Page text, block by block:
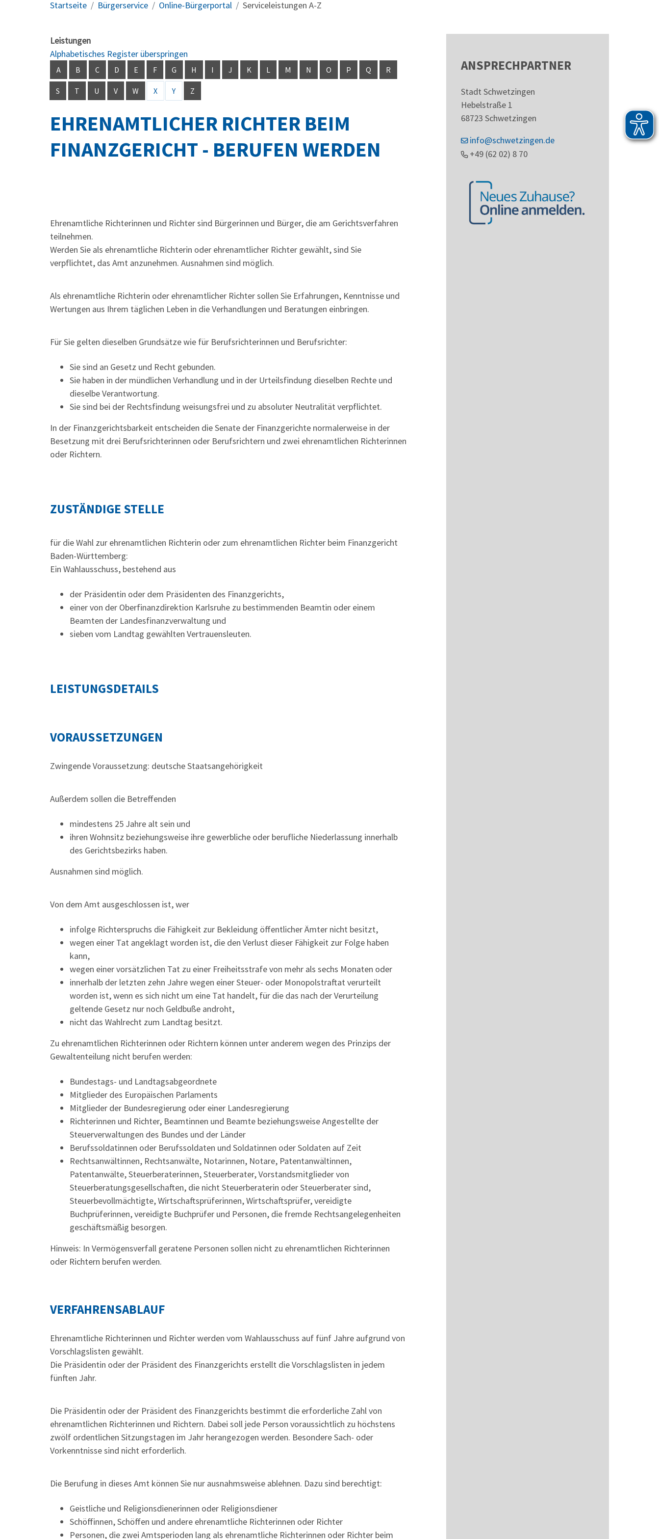
Startseite Bürgerservice Online-Bürgerportal Serviceleistungen A-Z
Leistungen
Alphabetisches Register überspringen
A B C D E F G H I J K L M N O P Q R
S T U V W X Y Z
EHRENAMTLICHER RICHTER BEIM
FINANZGERICHT - BERUFEN WERDEN
Ehrenamtliche Richterinnen und Richter sind Bürgerinnen und Bürger, die am Gerichtsverfahren
teilnehmen.
Werden Sie als ehrenamtliche Richterin oder ehrenamtlicher Richter gewählt, sind Sie
verpflichtet, das Amt anzunehmen. Ausnahmen sind möglich.
Als ehrenamtliche Richterin oder ehrenamtlicher Richter sollen Sie Erfahrungen, Kenntnisse und
Wertungen aus Ihrem täglichen Leben in die Verhandlungen und Beratungen einbringen.
Für Sie gelten dieselben Grundsätze wie für Berufsrichterinnen und Berufsrichter:
Sie sind an Gesetz und Recht gebunden.
Sie haben in der mündlichen Verhandlung und in der Urteilsfindung dieselben Rechte und
dieselbe Verantwortung.
Sie sind bei der Rechtsfindung weisungsfrei und zu absoluter Neutralität verpflichtet.
In der Finanzgerichtsbarkeit entscheiden die Senate der Finanzgerichte normalerweise in der
Besetzung mit drei Berufsrichterinnen oder Berufsrichtern und zwei ehrenamtlichen Richterinnen
oder Richtern.
ZUSTÄNDIGE STELLE
für die Wahl zur ehrenamtlichen Richterin oder zum ehrenamtlichen Richter beim Finanzgericht
Baden-Württemberg:
Ein Wahlausschuss, bestehend aus
der Präsidentin oder dem Präsidenten des Finanzgerichts,
einer von der Oberfinanzdirektion Karlsruhe zu bestimmenden Beamtin oder einem
Beamten der Landesfinanzverwaltung und
sieben vom Landtag gewählten Vertrauensleuten.
LEISTUNGSDETAILS
VORAUSSETZUNGEN
Zwingende Voraussetzung: deutsche Staatsangehörigkeit
Außerdem sollen die Betreffenden
mindestens 25 Jahre alt sein und
ihren Wohnsitz beziehungsweise ihre gewerbliche oder berufliche Niederlassung innerhalb
des Gerichtsbezirks haben.
Ausnahmen sind möglich.
Von dem Amt ausgeschlossen ist, wer
infolge Richterspruchs die Fähigkeit zur Bekleidung öffentlicher Ämter nicht besitzt,
wegen einer Tat angeklagt worden ist, die den Verlust dieser Fähigkeit zur Folge haben
kann,
wegen einer vorsätzlichen Tat zu einer Freiheitsstrafe von mehr als sechs Monaten oder
innerhalb der letzten zehn Jahre wegen einer Steuer- oder Monopolstraftat verurteilt
worden ist, wenn es sich nicht um eine Tat handelt, für die das nach der Verurteilung
geltende Gesetz nur noch Geldbuße androht,
nicht das Wahlrecht zum Landtag besitzt.
Zu ehrenamtlichen Richterinnen oder Richtern können unter anderem wegen des Prinzips der
Gewaltenteilung nicht berufen werden:
Bundestags- und Landtagsabgeordnete
Mitglieder des Europäischen Parlaments
Mitglieder der Bundesregierung oder einer Landesregierung
Richterinnen und Richter, Beamtinnen und Beamte beziehungsweise Angestellte der
Steuerverwaltungen des Bundes und der Länder
Berufssoldatinnen oder Berufssoldaten und Soldatinnen oder Soldaten auf Zeit
Rechtsanwältinnen, Rechtsanwälte, Notarinnen, Notare, Patentanwältinnen,
Patentanwälte, Steuerberaterinnen, Steuerberater, Vorstandsmitglieder von
Steuerberatungsgesellschaften, die nicht Steuerberaterin oder Steuerberater sind,
Steuerbevollmächtigte, Wirtschaftsprüferinnen, Wirtschaftsprüfer, vereidigte
Buchprüferinnen, vereidigte Buchprüfer und Personen, die fremde Rechtsangelegenheiten
geschäftsmäßig besorgen.
Hinweis: In Vermögensverfall geratene Personen sollen nicht zu ehrenamtlichen Richterinnen
oder Richtern berufen werden.
VERFAHRENSABLAUF
Ehrenamtliche Richterinnen und Richter werden vom Wahlausschuss auf fünf Jahre aufgrund von
Vorschlagslisten gewählt.
Die Präsidentin oder der Präsident des Finanzgerichts erstellt die Vorschlagslisten in jedem
fünften Jahr.
Die Präsidentin oder der Präsident des Finanzgerichts bestimmt die erforderliche Zahl von
ehrenamtlichen Richterinnen und Richtern. Dabei soll jede Person voraussichtlich zu höchstens
zwölf ordentlichen Sitzungstagen im Jahr herangezogen werden. Besondere Sach- oder
Vorkenntnisse sind nicht erforderlich.
Die Berufung in dieses Amt können Sie nur ausnahmsweise ablehnen. Dazu sind berechtigt:
Geistliche und Religionsdienerinnen oder Religionsdiener
Schöffinnen, Schöffen und andere ehrenamtliche Richterinnen oder Richter
Personen, die zwei Amtsperioden lang als ehrenamtliche Richterinnen oder Richter beim
ANSPRECHPARTNER
Stadt Schwetzingen
Hebelstraße 1
68723 Schwetzingen
info@schwetzingen.de
+49 (62 02) 8 70